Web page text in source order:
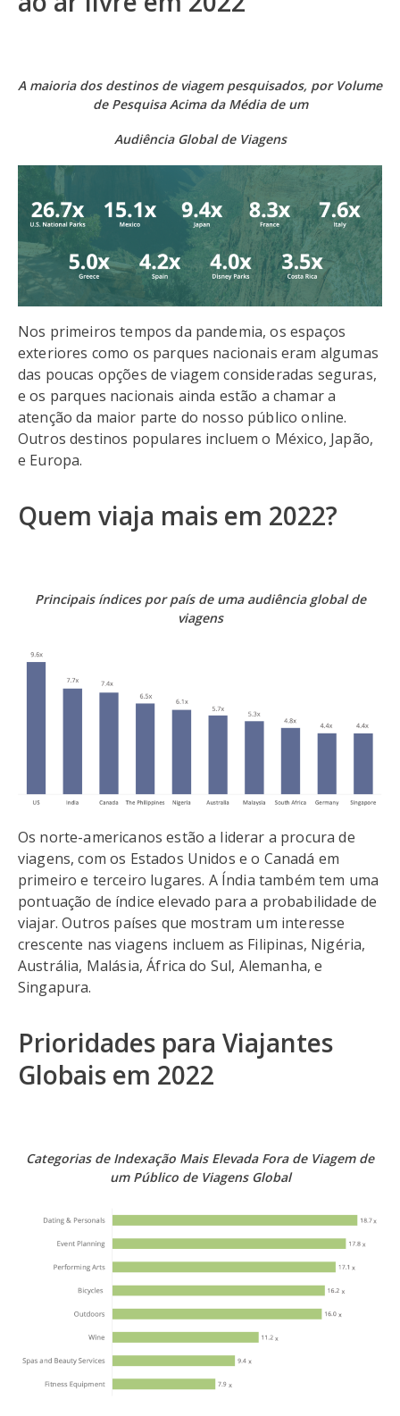
A maioria dos destinos de viagem pesquisados, por Volume
de Pesquisa Acima da Média de um
Audiência Global de Viagens
Nos primeiros tempos da pandemia, os espaços
exteriores como os parques nacionais eram algumas
das poucas opções de viagem consideradas seguras,
e os parques nacionais ainda estão a chamar a
atenção da maior parte do nosso público online.
Outros destinos populares incluem o México, Japão,
e Europa.
Quem viaja mais em 2022?
Principais índices por país de uma audiência global de
viagens
Os norte-americanos estão a liderar a procura de
viagens, com os Estados Unidos e o Canadá em
primeiro e terceiro lugares. A Índia também tem uma
pontuação de índice elevado para a probabilidade de
viajar. Outros países que mostram um interesse
crescente nas viagens incluem as Filipinas, Nigéria,
Austrália, Malásia, África do Sul, Alemanha, e
Singapura.
Prioridades para Viajantes
Globais em 2022
Categorias de Indexação Mais Elevada Fora de Viagem de
um Público de Viagens Global